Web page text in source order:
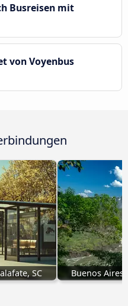
Busreisen mit
von Voyenbus
SC Buenos Aires